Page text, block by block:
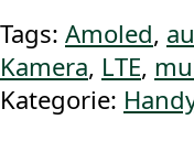
Tags: Amoled,
Kamera, LTE,
Kategorie: